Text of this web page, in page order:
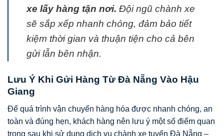
xe lấy hàng tận nơi. Đội ngũ chành xe
sẽ sắp xếp nhanh chóng, đảm bảo tiết
kiệm thời gian và thuận tiện cho cả bên
gửi lẫn bên nhận.
Lưu Ý Khi Gửi Hàng Từ Đà Nẵng Vào Hậu
Giang
Để quá trình vận chuyển hàng hóa được nhanh chóng, an
toàn và đúng hẹn, khách hàng nên lưu ý một số điểm quan
trọng sau khi sử dụng dịch vụ chành xe tuyến Đà Nẵng –